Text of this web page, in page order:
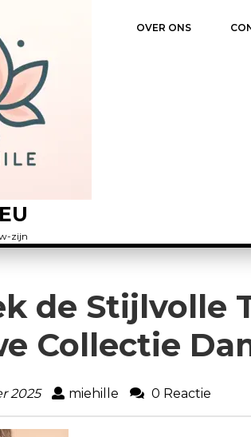
zijn
OVER ONS
de Stijlvolle
Collectie
2025 miehille 0 Reactie